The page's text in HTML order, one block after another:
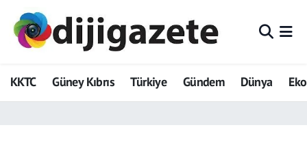
KKTC Güney Kıbrıs Türkiye Gündem Dünya
ADVERTORIAL
Dijigazete
Hava Durumu
Trafik Durumu